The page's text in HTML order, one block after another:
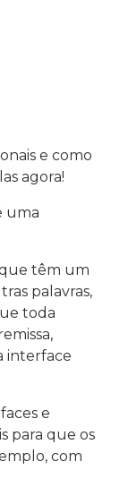
e como
agora!
uma
têm um
palavras,
toda
interface
e
para que os
com